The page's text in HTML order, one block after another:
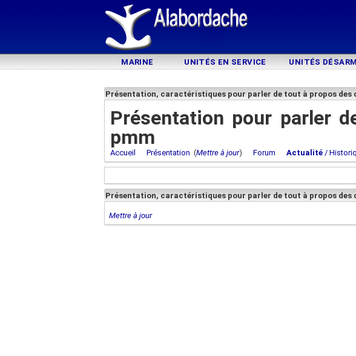
MARINE UNITÉS EN SERVICE UNITÉS
Présentation, caractéristiques pour parler de tout à propos des
Présentation pour parler
pmm
Accueil Présentation (Mettre à jour) Forum Actualité /
Présentation, caractéristiques pour parler de tout à propos des
Mettre à jour